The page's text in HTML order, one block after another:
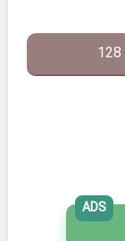
ADS